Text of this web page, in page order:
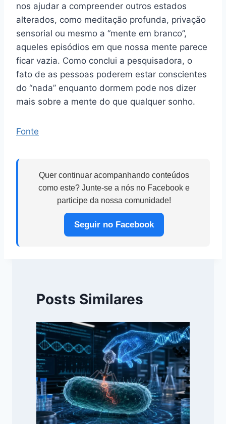
nos ajudar a compreender outros estados
alterados, como meditação profunda, privação
sensorial ou mesmo a “mente em branco”,
aqueles episódios em que nossa mente parece
ficar vazia. Como conclui a pesquisadora, o
fato de as pessoas poderem estar conscientes
do “nada” enquanto dormem pode nos dizer
mais sobre a mente do que qualquer sonho.
Fonte
Quer continuar acompanhando conteúdos
como este? Junte-se a nós no Facebook e
participe da nossa comunidade!
Seguir no Facebook
Posts Similares